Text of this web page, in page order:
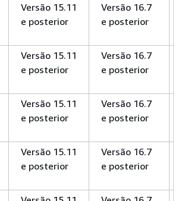
Versão 15.11
e posterior
Versão 16.7
e posterior
Versão 15.11
e posterior
Versão 16.7
e posterior
Versão 15.11
e posterior
Versão 16.7
e posterior
Versão 15.11
e posterior
Versão 16.7
e posterior